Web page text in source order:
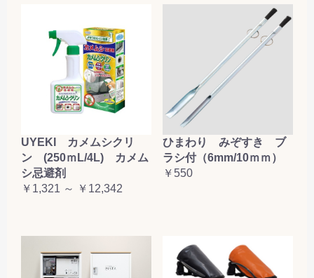
UYEKI カメムシクリ
ン (250ｍL/4L) カメム
シ忌避剤
￥1,321 ～ ￥12,342
ひまわり みぞすき ブ
ラシ付（6mm/10ｍｍ）
￥550